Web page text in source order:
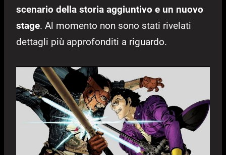
scenario della storia aggiuntivo e un nuovo
stage. Al momento non sono stati rivelati
dettagli più approfonditi a riguardo.